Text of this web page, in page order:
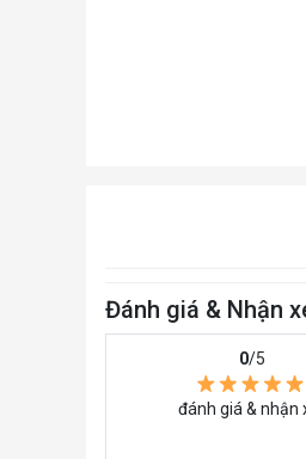
Đánh giá & Nhận
0/5
đánh giá & nhận